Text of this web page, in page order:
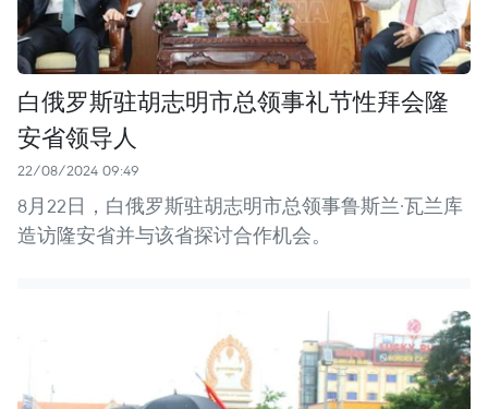
白俄罗斯驻胡志明市总领事礼节性拜会隆
安省领导人
22/08/2024 09:49
8月22日，白俄罗斯驻胡志明市总领事鲁斯兰·瓦兰库
造访隆安省并与该省探讨合作机会。